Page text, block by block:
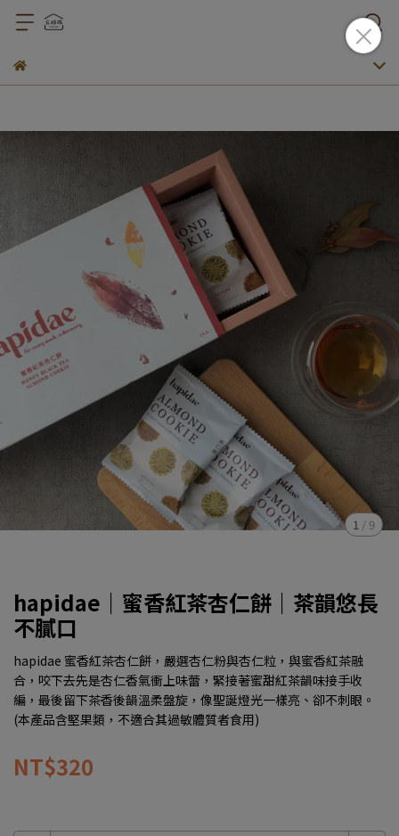
1 / 9
hapidae｜蜜香紅茶杏仁餅｜茶韻悠長
不膩口
hapidae 蜜香紅茶杏仁餅，嚴選杏仁粉與杏仁粒，與蜜香紅茶融
合，咬下去先是杏仁香氣衝上味蕾，緊接著蜜甜紅茶韻味接手收
編，最後留下茶香後韻溫柔盤旋，像聖誕燈光一樣亮、卻不刺眼。
(本產品含堅果類，不適合其過敏體質者食用)
NT$320